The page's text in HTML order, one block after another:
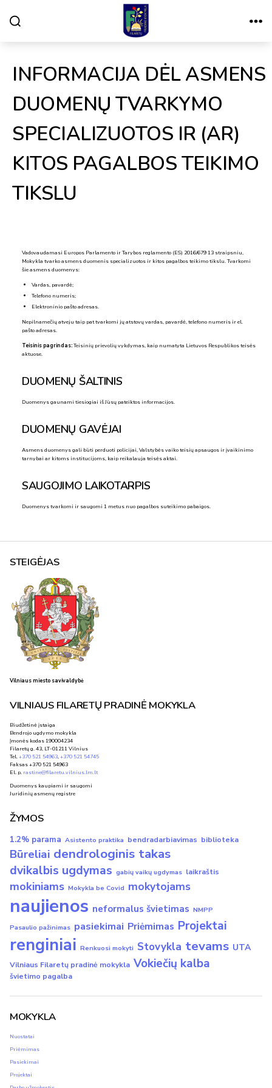
INFORMACIJA DĖL ASMENS
DUOMENŲ TVARKYMO
SPECIALIZUOTOS IR (AR)
KITOS PAGALBOS TEIKIMO
TIKSLU
Vadovaudamasi Europos Parlamento ir Tarybos reglamento (ES) 2016/679 13 straipsniu,
Mokykla tvarko asmens duomenis specializuotos ir kitos pagalbos teikimo tikslu. Tvarkomi
šie asmens duomenys:
Vardas, pavardė;
Telefono numeris;
Elektroninio pašto adresas.
Nepilnamečių atveju taip pat tvarkomi jų atstovų vardas, pavardė, telefono numeris ir el.
pašto adresas.
Teisinis pagrindas:Teisinių prievolių vykdymas, kaip numatyta Lietuvos Respublikos teisės
aktuose.
DUOMENŲ ŠALTINIS
Duomenys gaunami tiesiogiai iš Jūsų pateiktos informacijos.
DUOMENŲ GAVĖJAI
Asmens duomenys gali būti perduoti policijai, Valstybės vaiko teisių apsaugos ir įvaikinimo
tarnybai ar kitoms institucijoms, kaip reikalauja teisės aktai.
SAUGOJIMO LAIKOTARPIS
Duomenys tvarkomi ir saugomi 1 metus nuo pagalbos suteikimo pabaigos.
STEIGĖJAS
Vilniaus miesto savivaldybė
VILNIAUS FILARETŲ PRADINĖ MOKYKLA
Biudžetinė įstaiga
Bendrojo ugdymo mokykla
Įmonės kodas 190004234
Filaretų g. 43, LT-01211 Vilnius
Tel.+370 521 54963,+370 521 54745
Faksas +370 521 54963
El. p. rastine@filaretu.vilnius.lm.lt
Duomenys kaupiami ir saugomi
Juridinių asmenų registre
ŽYMOS
1.2% parama Asistento praktika bendradarbiavimas biblioteka
Būreliai dendrologinis takas
dvikalbis ugdymas gabių vaikų ugdymas laikraštis
mokiniams Mokykla be Covid mokytojams
naujienos neformalus švietimas NMPP
Pasaulio pažinimas pasiekimai Priėmimas Projektai
renginiai Renkuosi mokyti Stovykla tevams UTA
Vilniaus Filaretų pradinė mokykla Vokiečių kalba
švietimo pagalba
MOKYKLA
Nuostatai
Priėmimas
Pasiekimai
Projektai